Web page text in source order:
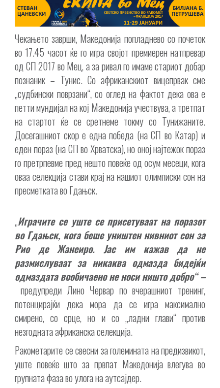
Чекањето заврши, Македонија попладнево со почеток
во 17.45 часот ќе го игра својот премиерен натпревар
од СП 2017 во Мец, а за ривал го имаме стариот добар
познаник – Тунис. Со африканскиот вицепрвак сме
„судбински поврзани“, со оглед на фактот дека ова е
петти мундијал на кој Македонија учествува, а третпат
на стартот ќе се сретнеме токму со Тунижаните.
Досегашниот скор е една победа (на СП во Катар) и
еден пораз (на СП во Хрватска), но оној најтежок пораз
го претрпевме пред нешто повеќе од осум месеци, кога
оваа селекција стави крај на нашиот олимписки сон на
пресметката во Гдањск.
„Играчите се уште се присетуваат на поразот
во Гдањск, кога беше уништен нивниот сон за
Рио де Жанеиро. Јас им кажав да не
размислуваат за никаква одмазда бидејќи
одмаздата вообичаено не носи ништо добро“ –
предупреди Лино Червар по вчерашниот тренинг,
потенцирајќи дека мора да се игра максимално
смирено, со срце, но и со „ладни глави“ против
незгодната африканска селекција.
Ракометарите се свесни за големината на предизвикот,
уште повеќе што за првпат Македонија влегува во
групната фаза во улога на аутсајдер.